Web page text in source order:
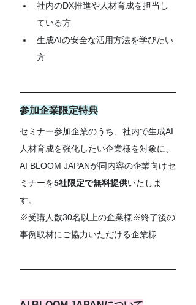
社内のDX推進や人材育成を担当し
ている方
生成AIの安全な活用方法を学びたい
方
参加企業限定特典
セミナー参加企業のうち、社内で生成AI
人材育成を強化したい企業様を対象に、
AI BLOOM JAPANが同内容の企業向けセ
ミナーを5社限定で無料提供いたしま
す。
※受講人数30名以上の企業様※終了後の
事例取材にご協力いただける企業様